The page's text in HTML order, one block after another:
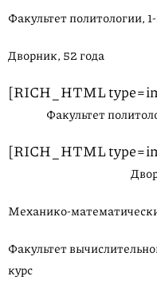
Факультет политологии,
Дворник, 52 года
[RICH_HTML
Факультет
[RICH_HTML
Механико-
Факультет
курс